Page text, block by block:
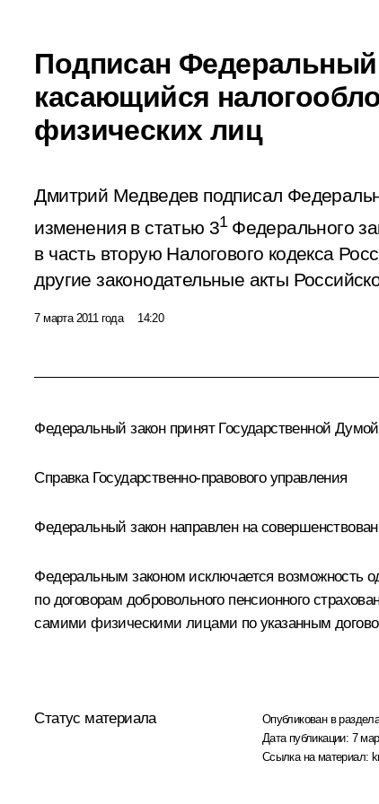
Подписан Федеральный
касающийся
физических лиц
Дмитрий Медведев подписал
изменения в статью 31 Федерального
в часть вторую Налогового кодекса
другие законодательные акты
7 марта 2011 года 14:20
Федеральный закон принят Государственной
Справка Государственно-правового управления
Федеральный закон направлен на
Федеральным законом исключается возможность
по договорам добровольного пенсионного
самими физическими лицами по указанным
Статус материала Опубликован в
Дата публикации: 7
Ссылка на материал: